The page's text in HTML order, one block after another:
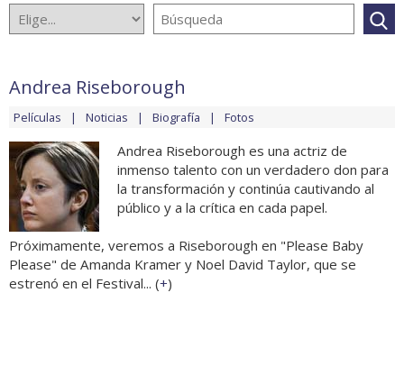
Andrea Riseborough
Películas Noticias Biografía Fotos
Andrea Riseborough es una actriz de
inmenso talento con un verdadero don para
la transformación y continúa cautivando al
público y a la crítica en cada papel.
Próximamente, veremos a Riseborough en "Please Baby
Please" de Amanda Kramer y Noel David Taylor, que se
estrenó en el Festival... (+)